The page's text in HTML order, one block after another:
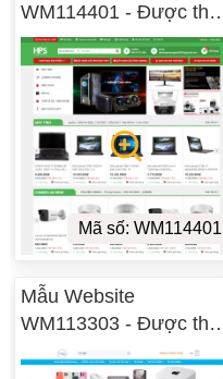
WM114401 - Được
kế tại Vũng Tàu
Mã số: WM114401
Mẫu Website
WM113303 - Được
kế tại Vũng Tàu